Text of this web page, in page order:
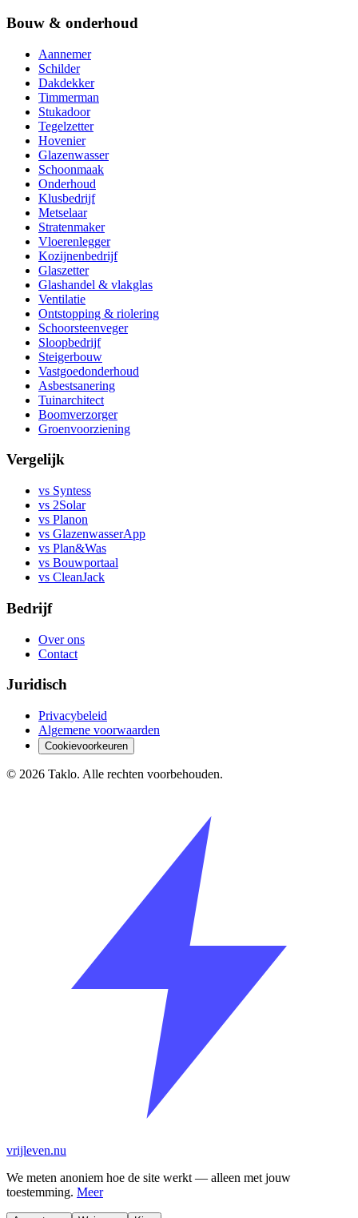
Bouw & onderhoud
Aannemer
Schilder
Dakdekker
Timmerman
Stukadoor
Tegelzetter
Hovenier
Glazenwasser
Schoonmaak
Onderhoud
Klusbedrijf
Metselaar
Stratenmaker
Vloerenlegger
Kozijnenbedrijf
Glaszetter
Glashandel & vlakglas
Ventilatie
Ontstopping & riolering
Schoorsteenveger
Sloopbedrijf
Steigerbouw
Vastgoedonderhoud
Asbestsanering
Tuinarchitect
Boomverzorger
Groenvoorziening
Vergelijk
vs Syntess
vs 2Solar
vs Planon
vs GlazenwasserApp
vs Plan&Was
vs Bouwportaal
vs CleanJack
Bedrijf
Over ons
Contact
Juridisch
Privacybeleid
Algemene voorwaarden
Cookievoorkeuren
© 2026 Taklo. Alle rechten voorbehouden.
vrijleven.nu
We meten anoniem hoe de site werkt — alleen met jouw
toestemming. Meer